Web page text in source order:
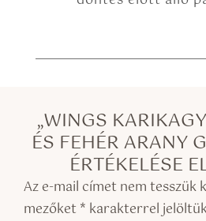
„WINGS
ÉS FEHÉR ARANY
ÉRTÉKELÉSE
Az e-mail címet nem tesszük
mezőket * karakterrel